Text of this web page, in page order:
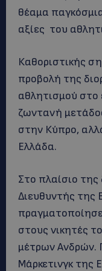
θέαμα
αξίες του
Καθοριστικής
προβολή της
αθλητισμού στο
ζωντανή
στην Κύπρο,
Ελλάδα.
Στο πλαίσιο
Διευθυντής της
στους νικητές
μέτρων Ανδρών.
Μάρκετινγκ της